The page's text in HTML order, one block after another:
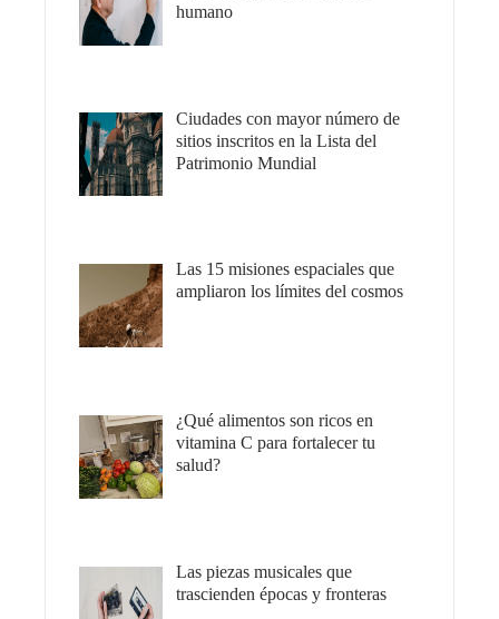
humano
Ciudades con mayor número de
sitios inscritos en la Lista del
Patrimonio Mundial
Las 15 misiones espaciales que
ampliaron los límites del cosmos
¿Qué alimentos son ricos en
vitamina C para fortalecer tu
salud?
Las piezas musicales que
trascienden épocas y fronteras